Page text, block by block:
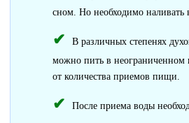
сном. Но необходимо наливать
В различных степенях
можно пить в неограниченном
от количества приемов пищи.
После приема воды